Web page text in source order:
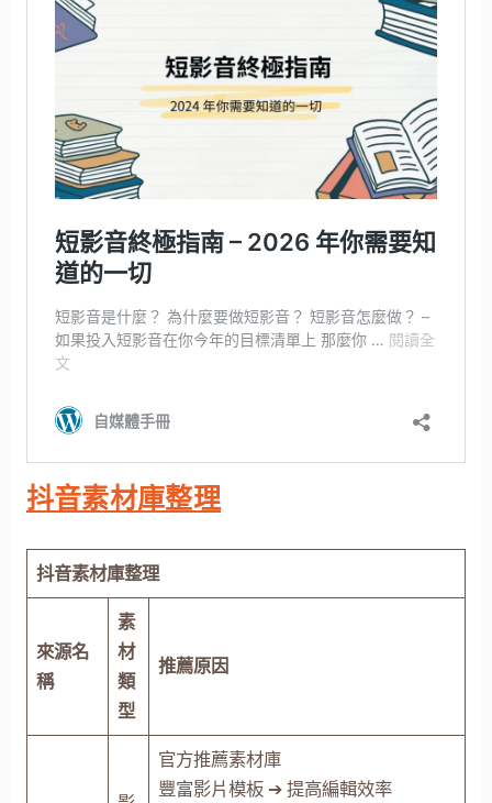
抖音素材庫整理
抖音素材庫整理
來源名
稱
素
材
類
型
推薦原因
官方推薦素材庫
豐富影片模板 ➔ 提高編輯效率